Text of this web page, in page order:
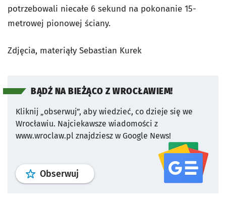
potrzebowali niecałe 6 sekund na pokonanie 15-
metrowej pionowej ściany.
Zdjęcia, materiąły Sebastian Kurek
BĄDŹ NA BIEŻĄCO Z WROCŁAWIEM!
Kliknij „obserwuj”, aby wiedzieć, co dzieje się we
Wrocławiu. Najciekawsze wiadomości z
www.wroclaw.pl znajdziesz w Google News!
Obserwuj profil serwisu